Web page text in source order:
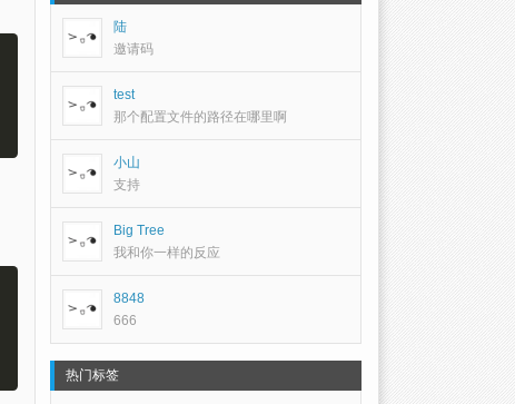
陆
邀请码
test
那个配置文件的路径在哪里啊
小山
支持
Big Tree
我和你一样的反应
8848
666
热门标签